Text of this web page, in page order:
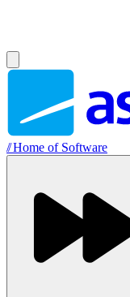
//Home of Software